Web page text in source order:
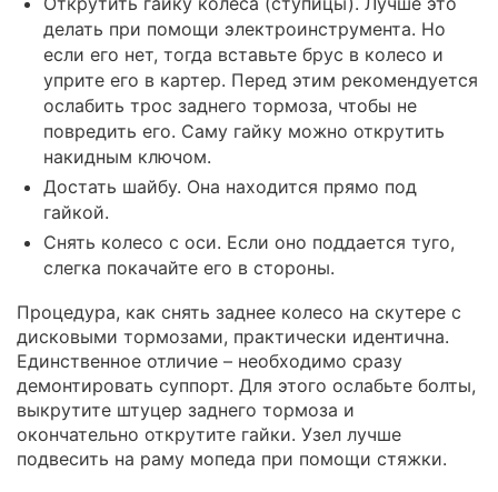
делать при помощи электроинструмента. Но
если его нет, тогда вставьте брус в колесо и
уприте его в картер. Перед этим рекомендуется
ослабить трос заднего тормоза, чтобы не
повредить его. Саму гайку можно открутить
накидным ключом.
Достать шайбу. Она находится прямо под
гайкой.
Снять колесо с оси. Если оно поддается туго,
слегка покачайте его в стороны.
Процедура, как снять заднее колесо на скутере с
дисковыми тормозами, практически идентична.
Единственное отличие – необходимо сразу
демонтировать суппорт. Для этого ослабьте болты,
выкрутите штуцер заднего тормоза и
окончательно открутите гайки. Узел лучше
подвесить на раму мопеда при помощи стяжки.